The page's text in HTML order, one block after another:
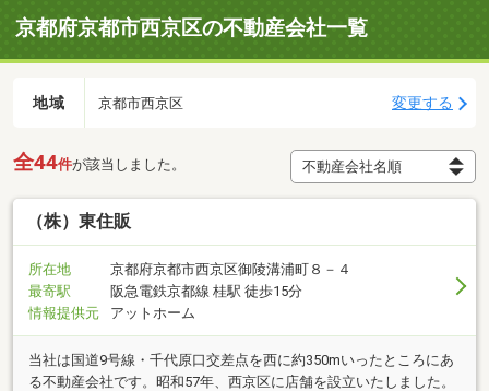
京都府京都市西京区の不動産会社一覧
地域 京都市西京区 変更する
全44件が該当しました。
（株）東住販
所在地
京都府京都市西京区御陵溝浦町８－４
最寄駅
阪急電鉄京都線 桂駅 徒歩15分
情報提供元
アットホーム
当社は国道9号線・千代原口交差点を西に約350mいったところにあ
る不動産会社です。昭和57年、西京区に店舗を設立いたしました。